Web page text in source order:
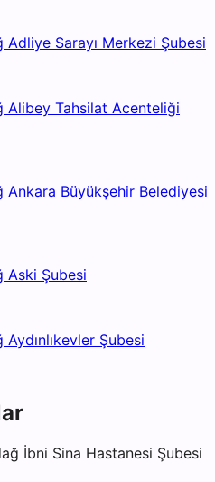
Adliye Sarayı Merkezi Şubesi
Alibey Tahsilat Acenteliği
Ankara Büyükşehir Belediyesi
Aski Şubesi
Şubesi
İbni Sina Hastanesi Şubesi